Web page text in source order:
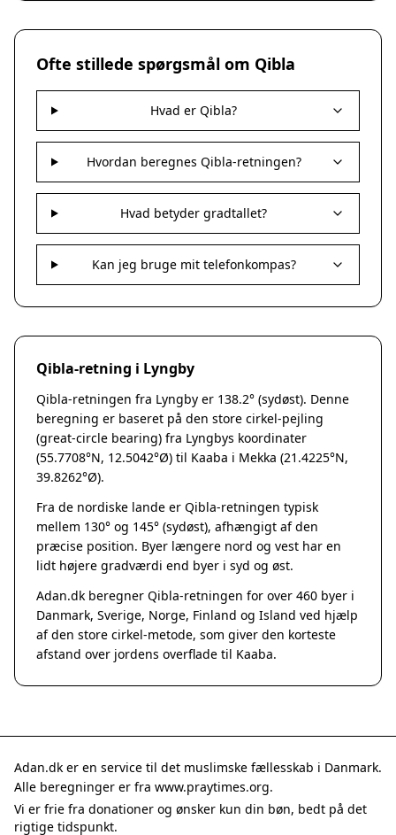
Kalundborg
Korsør
Nykøbing Sjælland
Præstø
Sorø
Stege
Svendstrup
Vordingborg
Assens
Bogense
Faaborg
Kerteminde
Middelfart
Munkebo
Ringe
Rudkøbing
Ebeltoft
Galten
Grenaa
Hedensted
Hinnerup
Hobro
Mariager
Odder
Purhus
Rønde
Tranbjerg
Trustrup
Billund
Ofte stillede spørgsmål om Qibla
Hvad er Qibla?
Hvordan beregnes Qibla-retningen?
Hvad betyder gradtallet?
Kan jeg bruge mit telefonkompas?
Qibla-retning i Lyngby
Qibla-retningen fra Lyngby er 138.2° (sydøst). Denne
beregning er baseret på den store cirkel-pejling
(great-circle bearing) fra Lyngbys koordinater
(55.7708°N, 12.5042°Ø) til Kaaba i Mekka (21.4225°N,
39.8262°Ø).
Fra de nordiske lande er Qibla-retningen typisk
mellem 130° og 145° (sydøst), afhængigt af den
præcise position. Byer længere nord og vest har en
lidt højere gradværdi end byer i syd og øst.
Adan.dk beregner Qibla-retningen for over 460 byer i
Danmark, Sverige, Norge, Finland og Island ved hjælp
af den store cirkel-metode, som giver den korteste
afstand over jordens overflade til Kaaba.
Adan.dk er en service til det muslimske fællesskab i Danmark.
Alle beregninger er fra www.praytimes.org.
Vi er frie fra donationer og ønsker kun din bøn, bedt på det
rigtige tidspunkt.